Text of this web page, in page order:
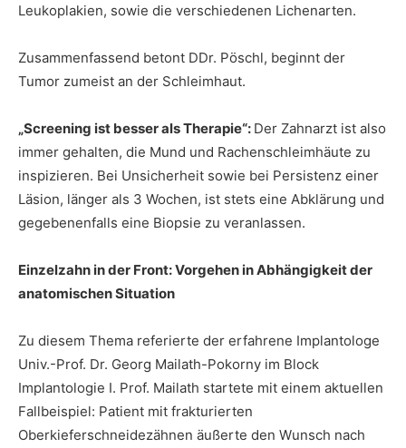
Leukoplakien, sowie die verschiedenen Lichenarten.
Zusammenfassend betont DDr. Pöschl, beginnt der
Tumor zumeist an der Schleimhaut.
„Screening ist besser als Therapie“: Der Zahnarzt ist also
immer gehalten, die Mund und Rachenschleimhäute zu
inspizieren. Bei Unsicherheit sowie bei Persistenz einer
Läsion, länger als 3 Wochen, ist stets eine Abklärung und
gegebenenfalls eine Biopsie zu veranlassen.
Einzelzahn in der Front: Vorgehen in Abhängigkeit der
anatomischen Situation
Zu diesem Thema referierte der erfahrene Implantologe
Univ.-Prof. Dr. Georg Mailath-Pokorny im Block
Implantologie I. Prof. Mailath startete mit einem aktuellen
Fallbeispiel: Patient mit frakturierten
Oberkieferschneidezähnen äußerte den Wunsch nach